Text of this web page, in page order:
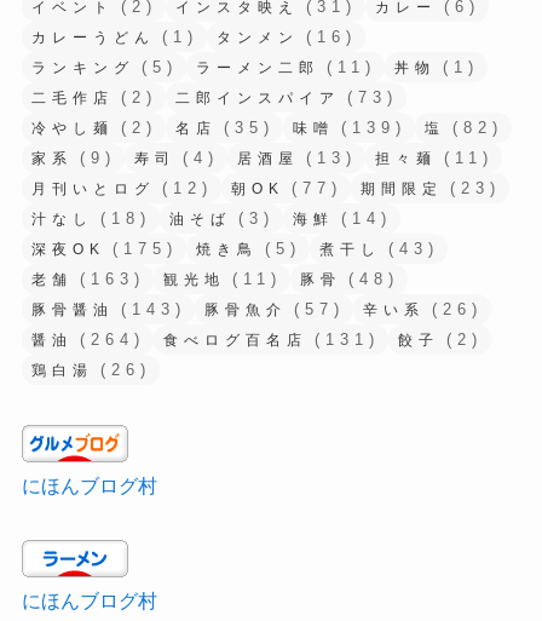
イベント (2) インスタ映え (31) カレー (6)
カレーうどん (1) タンメン (16)
ランキング (5) ラーメン二郎 (11) 丼物 (1)
二毛作店 (2) 二郎インスパイア (73)
冷やし麺 (2) 名店 (35) 味噌 (139) 塩 (82)
家系 (9) 寿司 (4) 居酒屋 (13) 担々麺 (11)
月刊いとログ (12) 朝OK (77) 期間限定 (23)
汁なし (18) 油そば (3) 海鮮 (14)
深夜OK (175) 焼き鳥 (5) 煮干し (43)
老舗 (163) 観光地 (11) 豚骨 (48)
豚骨醤油 (143) 豚骨魚介 (57) 辛い系 (26)
醤油 (264) 食べログ百名店 (131) 餃子 (2)
鶏白湯 (26)
にほんブログ村
にほんブログ村